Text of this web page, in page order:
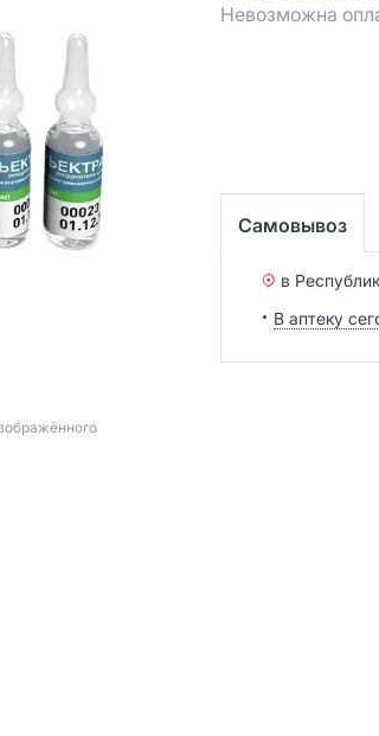
Невозможна
Самовывоз
в
В аптеку